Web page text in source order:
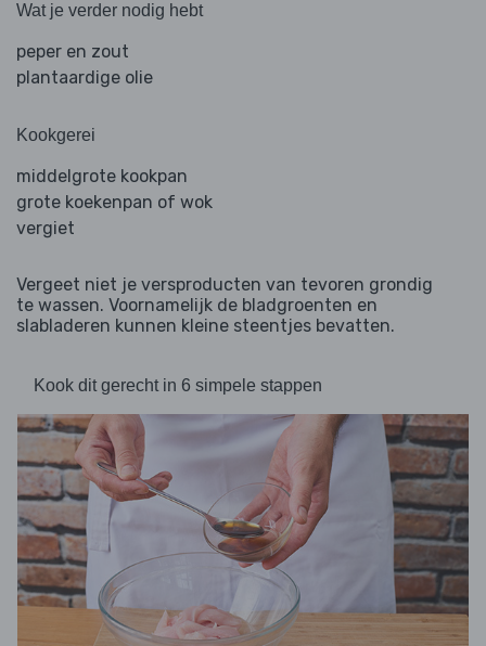
Wat je verder nodig hebt
peper en zout
plantaardige olie
Kookgerei
middelgrote kookpan
grote koekenpan of wok
vergiet
Vergeet niet je versproducten van tevoren grondig
te wassen. Voornamelijk de bladgroenten en
slabladeren kunnen kleine steentjes bevatten.
Kook dit gerecht in 6 simpele stappen